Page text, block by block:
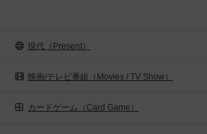
現代（Present）
映画/テレビ番組（Movies / TV Show）
カードゲーム（Card Game）